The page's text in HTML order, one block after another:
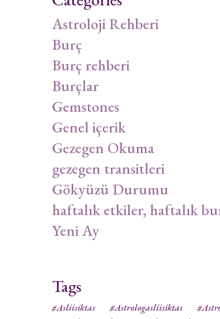
Astroloji Rehberi
Burç
Burç rehberi
Burçlar
Gemstones
Genel içerik
Gezegen Okuma
gezegen transitleri
Gökyüzü Durumu
haftalık etkiler, haftalık
Yeni Ay
Tags
#asliisiktas #astrologasliisiktas